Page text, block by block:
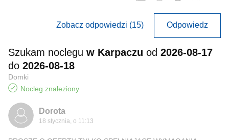
Zobacz odpowiedzi (15) Odpowiedz
Szukam noclegu w Karpaczu od 2026-08-17
do 2026-08-18
Domki
Nocleg znaleziony
Dorota
18 stycznia, o 11:13